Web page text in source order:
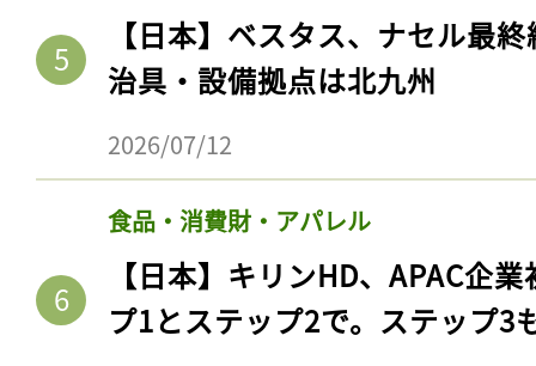
【日本】ベスタス、ナセル最
治具・設備拠点は北九州
2026/07/12
食品・消費財・アパレル
【日本】キリンHD、APAC企
プ1とステップ2で。ステップ3